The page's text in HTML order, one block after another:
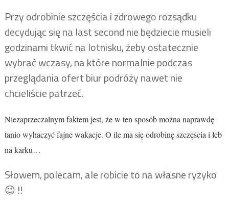
Przy odrobinie szczęścia i zdrowego rozsądku
decydując się na last second nie będziecie musieli
godzinami tkwić na lotnisku, żeby ostatecznie
wybrać wczasy, na które normalnie podczas
przeglądania ofert biur podróży nawet nie
chcieliście patrzeć.
Niezaprzeczalnym faktem jest, że w ten sposób można naprawdę
tanio wyhaczyć fajne wakacje. O ile ma się odrobinę szczęścia i łeb
na karku…
Słowem, polecam, ale robicie to na własne ryzyko
😉 !!